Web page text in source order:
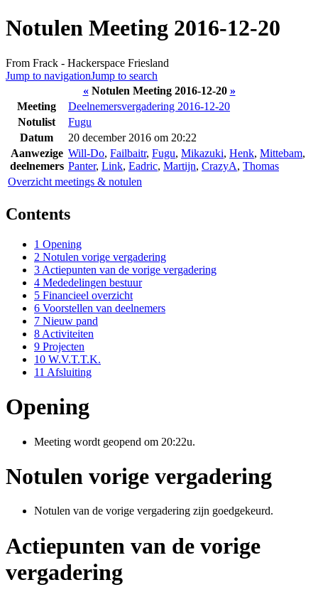
Notulen Meeting 2016-12-20
From Frack - Hackerspace Friesland
Jump to navigationJump to search
«Notulen Meeting 2016-12-20 »
Meeting
Deelnemersvergadering 2016-12-20
Notulist
Fugu
Datum
20 december 2016 om 20:22
Aanwezige
deelnemers
Will-Do, Failbaitr, Fugu, Mikazuki, Henk, Mittebam,
Panter, Link, Eadric, Martijn, CrazyA, Thomas
Overzicht meetings & notulen
Contents
1 Opening
2 Notulen vorige vergadering
3 Actiepunten van de vorige vergadering
4 Mededelingen bestuur
5 Financieel overzicht
6 Voorstellen van deelnemers
7 Nieuw pand
8 Activiteiten
9 Projecten
10 W.V.T.T.K.
11 Afsluiting
Opening
Meeting wordt geopend om 20:22u.
Notulen vorige vergadering
Notulen van de vorige vergadering zijn goedgekeurd.
Actiepunten van de vorige
vergadering